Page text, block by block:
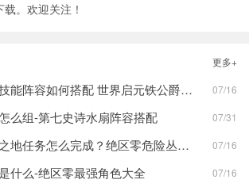
。欢迎关注！
更多+
世界启元铁公爵技能阵容如何搭配 世界启元铁公爵技能阵容搭配合集 07/16
么组-第七史诗水扇阵容搭配 07/31
绝区零危险丛生之地任务怎么完成？绝区零危险丛生之地任务完成攻略 07/16
什么-绝区零最强角色大全 07/16